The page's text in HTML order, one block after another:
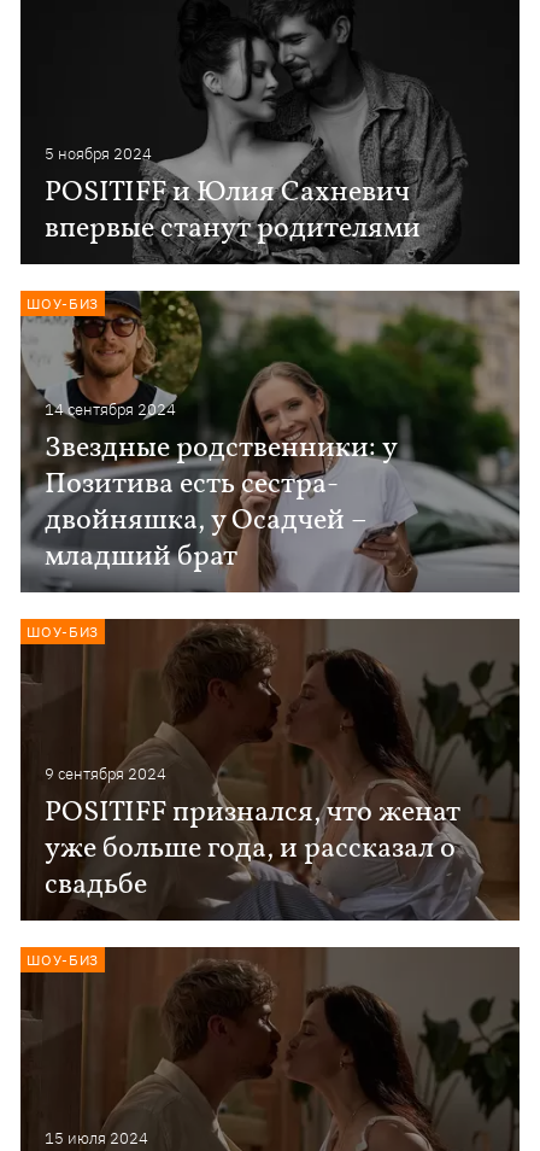
5 ноября 2024
POSITIFF и Юлия Сахневич
впервые станут родителями
14 сентября 2024
Звездные родственники: у
Позитива есть сестра-
двойняшка, у Осадчей –
младший брат
ШОУ-БИЗ
9 сентября 2024
POSITIFF признался, что женат
уже больше года, и рассказал о
свадьбе
ШОУ-БИЗ
15 июля 2024
ШОУ-БИЗ